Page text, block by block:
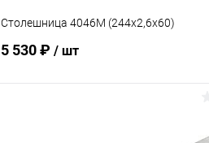
Столешница 4046М (244х2,6х60)
5 530 ₽ / шт